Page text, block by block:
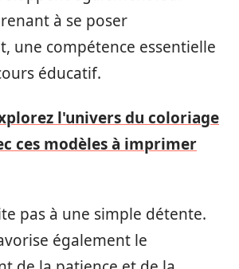
à se poser
une compétence essentielle
éducatif.
l'univers du coloriage
ces modèles à imprimer
pas à une simple détente.
également le